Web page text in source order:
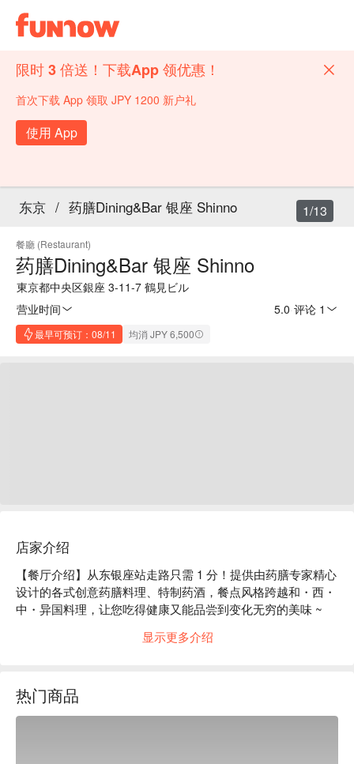
限时 3 倍送！下载App 领优惠！
首次下载 App 领取 JPY 1200 新户礼
使用 App
东京 / 药膳Dining&Bar 银座 Shinno
餐廳 (Restaurant)
药膳Dining&Bar 银座 Shinno
東京都中央区銀座 3-11-7 鶴見ビル
营业时间
5.0 评论 1
最早可预订：08/11 均消 JPY 6,500
1/13
店家介绍
【餐厅介绍】从东银座站走路只需 1 分！提供由药膳专家精心
设计的各式创意药膳料理、特制药酒，餐点风格跨越和・西・
中・异国料理，让您吃得健康又能品尝到变化无穷的美味 ~
的正统派药膳专家，希望让汉方变得更贴近人的生活、更能以
【店内氛围】从热闹的银座大街，转入小巷子中就可以看到黑
色、木质基调的店门口，进入店内便是摩登的和风空间，除了
显示更多介绍
热门商品